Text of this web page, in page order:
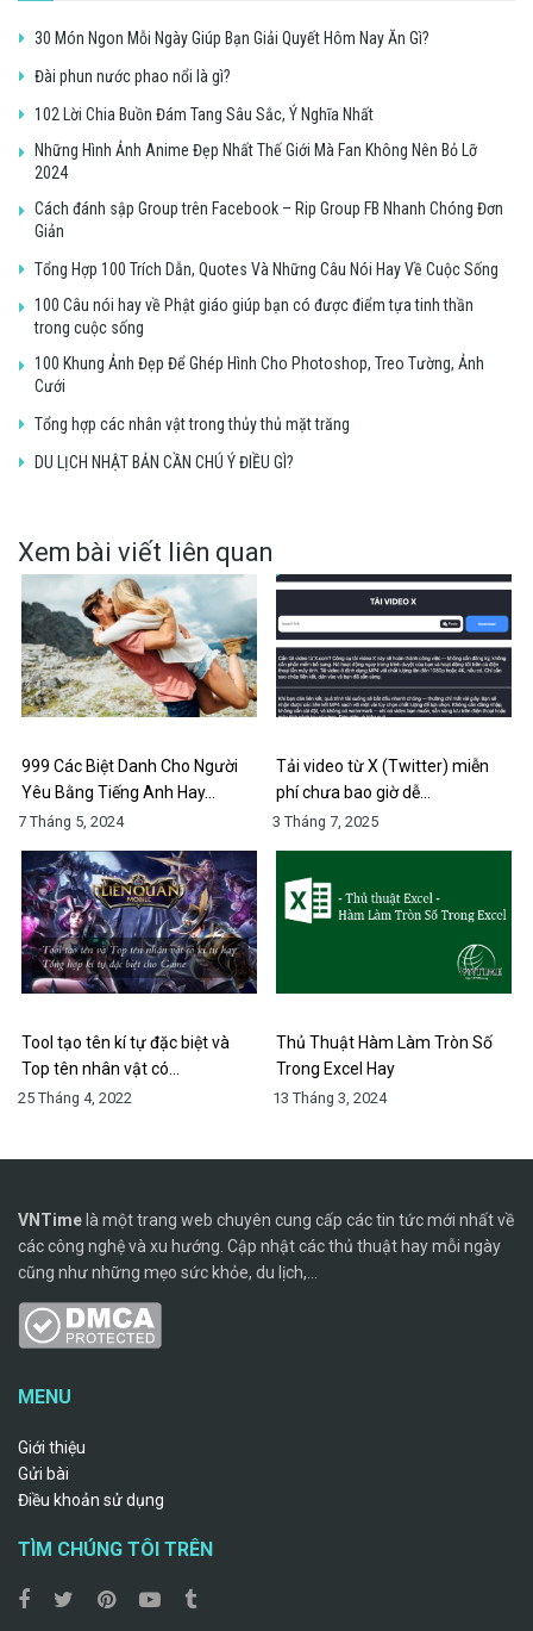
30 Món Ngon Mỗi Ngày Giúp Bạn Giải Quyết Hôm Nay Ăn Gì?
Đài phun nước phao nổi là gì?
102 Lời Chia Buồn Đám Tang Sâu Sắc, Ý Nghĩa Nhất
Những Hình Ảnh Anime Đẹp Nhất Thế Giới Mà Fan Không Nên Bỏ Lỡ
2024
Cách đánh sập Group trên Facebook – Rip Group FB Nhanh Chóng Đơn
Giản
Tổng Hợp 100 Trích Dẫn, Quotes Và Những Câu Nói Hay Về Cuộc Sống
100 Câu nói hay về Phật giáo giúp bạn có được điểm tựa tinh thần
trong cuộc sống
100 Khung Ảnh Đẹp Để Ghép Hình Cho Photoshop, Treo Tường, Ảnh
Cưới
Tổng hợp các nhân vật trong thủy thủ mặt trăng
DU LỊCH NHẬT BẢN CẦN CHÚ Ý ĐIỀU GÌ?
Xem bài viết liên quan
999 Các Biệt Danh Cho Người
Yêu Bằng Tiếng Anh Hay…
7 Tháng 5, 2024
Tải video từ X (Twitter) miễn
phí chưa bao giờ dễ…
3 Tháng 7, 2025
Tool tạo tên kí tự đặc biệt và
Top tên nhân vật có…
25 Tháng 4, 2022
Thủ Thuật Hàm Làm Tròn Số
Trong Excel Hay
13 Tháng 3, 2024
VNTime là một trang web chuyên cung cấp các tin tức mới nhất về
các công nghệ và xu hướng. Cập nhật các thủ thuật hay mỗi ngày
cũng như những mẹo sức khỏe, du lịch,...
MENU
Giới thiệu
Gửi bài
Điều khoản sử dụng
TÌM CHÚNG TÔI TRÊN